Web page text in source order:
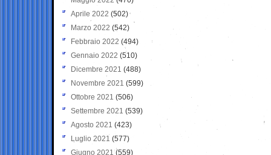
Aprile 2022 (502)
Marzo 2022 (542)
Febbraio 2022 (494)
Gennaio 2022 (510)
Dicembre 2021 (488)
Novembre 2021 (599)
Ottobre 2021 (506)
Settembre 2021 (539)
Agosto 2021 (423)
Luglio 2021 (577)
Giugno 2021(559)